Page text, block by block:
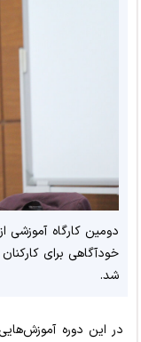
دومین کارگاه
خودآگاهی برای
شد.
در این دوره